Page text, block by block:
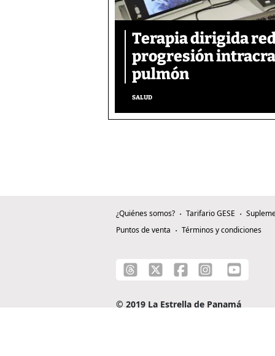
Terapia dirigida
progresión
pulmón
SALUD
¿Quiénes somos? Tarifario GESE
Puntos de venta
Términos y condiciones
© 2019 La Estrella de Panamá